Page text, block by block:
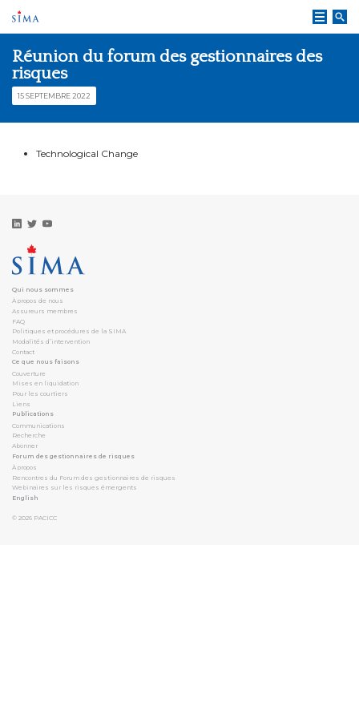
Réunion du forum des gestionnaires des
risques
15 SEPTEMBRE 2022
Technological Change
Qui nous sommes
À propos de nous
Assureurs membres
FAQ
Politiques et procédures de la SIMA
Modalités d’intervention
Contact
Ce que nous faisons
Couverture
Mises en liquidation
Pour les courtiers
Liens
Publications
Communications
Recherche
Abonner
Forum des gestionnaires de risques
À propos
Rencontres du Forum des gestionnaires de risques
Webinaires sur les risques émergents
English
© 2026 PACICC